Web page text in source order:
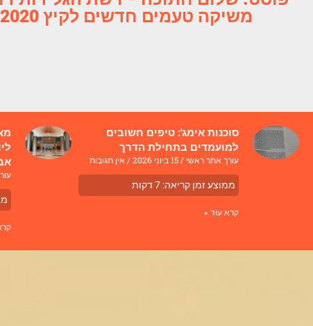
משיקה טעמים חדשים לקיץ 2020
סוכנות אימג': טיפים חשובים
למועמדים בתחילת הדרך
עורך אתר ראשי 15 ביוני 2026 אין תגובות
ממוצע זמן קריאה: 7דקות
קרא עוד »